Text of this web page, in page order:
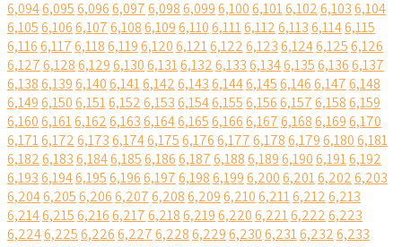
6,0946,0956,0966,0976,0986,0996,1006,1016,1026,1036,104
6,1056,1066,1076,1086,1096,1106,1116,1126,1136,1146,115
6,1166,1176,1186,1196,1206,1216,1226,1236,1246,1256,126
6,1276,1286,1296,1306,1316,1326,1336,1346,1356,1366,137
6,1386,1396,1406,1416,1426,1436,1446,1456,1466,1476,148
6,1496,1506,1516,1526,1536,1546,1556,1566,1576,1586,159
6,1606,1616,1626,1636,1646,1656,1666,1676,1686,1696,170
6,1716,1726,1736,1746,1756,1766,1776,1786,1796,1806,181
6,1826,1836,1846,1856,1866,1876,1886,1896,1906,1916,192
6,1936,1946,1956,1966,1976,1986,1996,2006,2016,2026,203
6,2046,2056,2066,2076,2086,2096,2106,2116,2126,213
6,2146,2156,2166,2176,2186,2196,2206,2216,2226,223
6,2246,2256,2266,2276,2286,2296,2306,2316,2326,233